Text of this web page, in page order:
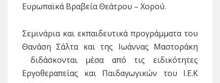
Ευρωπαϊκά Βραβεία Θεάτρου – Χορού.
Σεμινάρια και εκπαιδευτικά προγράμματα του
Θανάση Σάλτα και της Ιωάννας Μαστοράκη
διδάσκονται μέσα από τις ειδικότητες
Εργοθεραπείας και Παιδαγωγικών του Ι.Ε.Κ